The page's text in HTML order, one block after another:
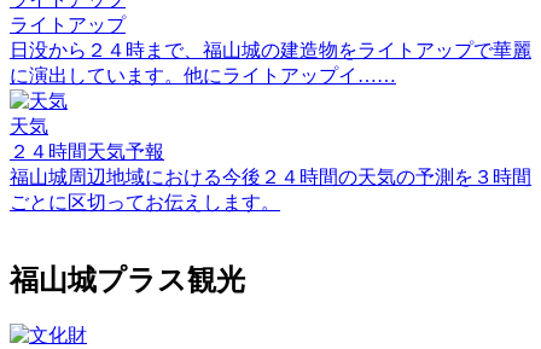
ライトアップ
日没から２４時まで、福山城の建造物をライトアップで華麗
に演出しています。他にライトアップイ……
天気
２４時間天気予報
福山城周辺地域における今後２４時間の天気の予測を３時間
ごとに区切ってお伝えします。
福山城プラス観光